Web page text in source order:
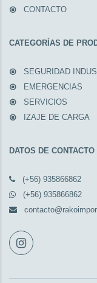
CONTACTO
CATEGORÍAS DE
SEGURIDAD
EMERGENCIAS
SERVICIOS
IZAJE DE CARGA
DATOS DE CONTACTO
(+56) 935866862
(+56) 935866862